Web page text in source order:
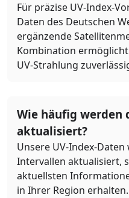
Für präzise UV-Index-
Daten des Deutschen
ergänzende
Kombination
UV-Strahlung
Wie häufig werden
aktualisiert?
Unsere UV-Index-
Intervallen aktualisiert,
aktuellsten
in Ihrer Region erhalten.